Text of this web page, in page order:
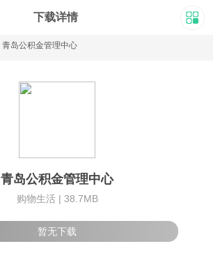
下载详情
青岛公积金管理中心
青岛公积金管理中心
购物生活 | 38.7MB
暂无下载